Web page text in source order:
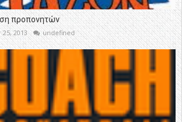
προπονητών
2013 undefined